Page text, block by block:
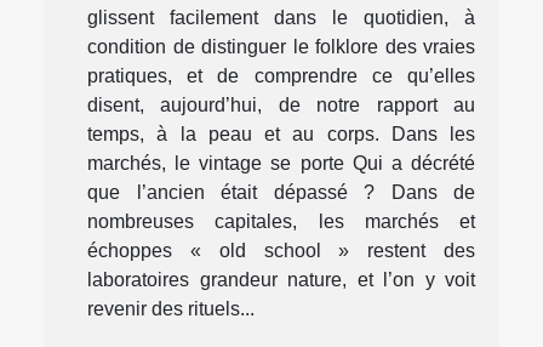
glissent facilement dans le quotidien, à
condition de distinguer le folklore des vraies
pratiques, et de comprendre ce qu’elles
disent, aujourd’hui, de notre rapport au
temps, à la peau et au corps. Dans les
marchés, le vintage se porte Qui a décrété
que l’ancien était dépassé ? Dans de
nombreuses capitales, les marchés et
échoppes « old school » restent des
laboratoires grandeur nature, et l’on y voit
revenir des rituels...